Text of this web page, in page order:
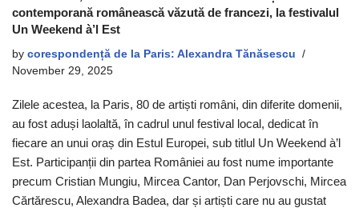
contemporană românească văzută de francezi, la festivalul
Un Weekend à’l Est
by corespondență de la Paris: Alexandra Tănăsescu
November 29, 2025
Zilele acestea, la Paris, 80 de artiști români, din diferite domenii,
au fost aduși laolaltă, în cadrul unul festival local, dedicat în
fiecare an unui oraș din Estul Europei, sub titlul Un Weekend à’l
Est. Participanții din partea României au fost nume importante
precum Cristian Mungiu, Mircea Cantor, Dan Perjovschi, Mircea
Cărtărescu, Alexandra Badea, dar și artiști care nu au gustat